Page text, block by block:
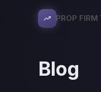
PROP FIRM
Blog